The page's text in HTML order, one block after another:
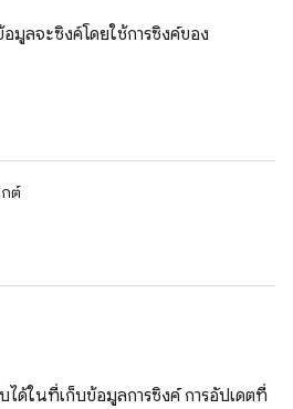
มูลจะซิงค์โดยใช้การซิงค์ของ
กต์
ได้ในที่เก็บข้อมูลการซิงค์ การอัปเดตที่